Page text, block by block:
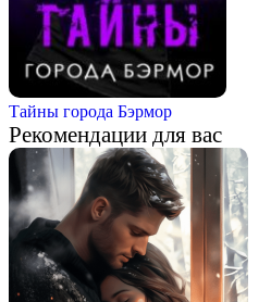
Тайны города Бэрмор
Рекомендации для вас